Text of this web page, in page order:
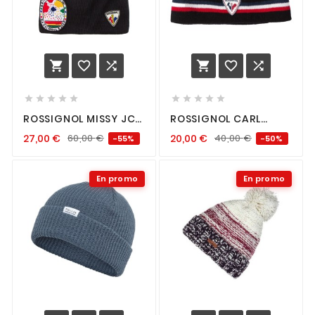
  
    
ROSSIGNOL MISSY JCC
BONNET FEMME BLACK
27,00 € 60,00€ -55%
  
    
ROSSIGNOL CARL
20,00 € 40,00€ -50%
En promo En promo